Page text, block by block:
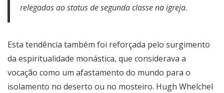
relegados ao status de segunda classe na igreja.
Esta tendência também foi reforçada pelo surgimento
da espiritualidade monástica, que considerava a
vocação como um afastamento do mundo para o
isolamento no deserto ou no mosteiro. Hugh Whelchel